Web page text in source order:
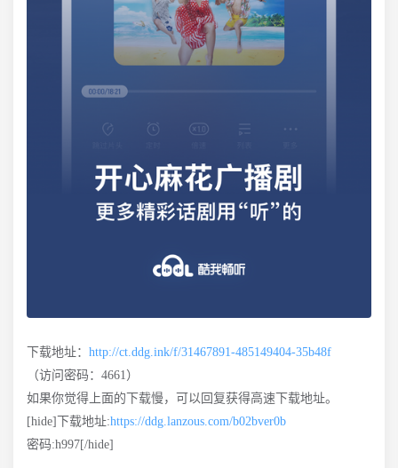
下载地址： http://ct.ddg.ink/f/31467891-485149404-35b48f
（访问密码：4661）
如果你觉得上面的下载慢，可以回复获得高速下载地址。
[hide]下载地址:https://ddg.lanzous.com/b02bver0b
密码:h997[/hide]